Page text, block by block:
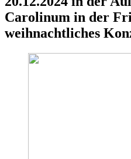
Carolinum in der
weihnachtliches